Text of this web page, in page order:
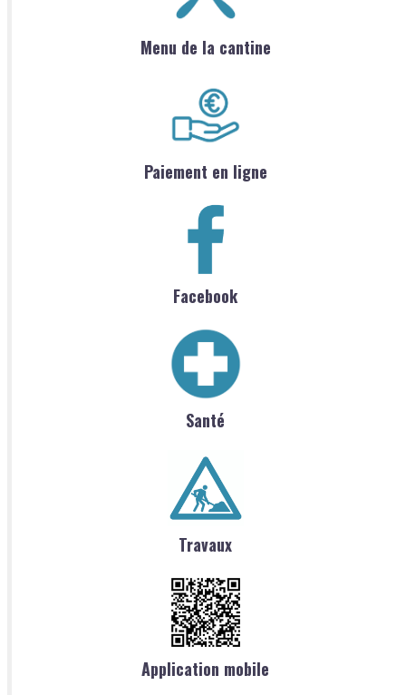
Menu de la cantine
Paiement en ligne
Facebook
Santé
Travaux
Application mobile